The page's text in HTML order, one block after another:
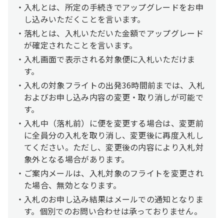
入札とは、所定の手続きでアップグレードをお申
し込みいただくことを言います。
落札とは、入札いただいた金額でアップグレード
が確定されたことを言います。
入札画面で表示される対象便に入札いただけま
す。
入札の対象フライトの出発36時間前までは、入札
およびお申し込み内容の変更・取り消しが可能で
す。
入札中（落札前）に便を変更する場合は、変更前
に全員分の入札を取り消し、変更後に再度入札し
てください。ただし、変更後の内容により入札対
象外となる場合があります。
ご案内メールは、入札対象のフライトを変更され
た場合、無効となります。
入札のお申し込み結果はメールでの通知となりま
す。個別でのお問い合わせは承っておりません。